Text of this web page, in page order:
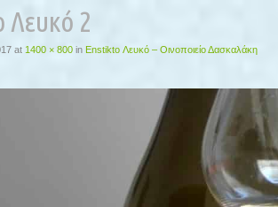
Λευκό 2
at 1400 × 800 in Enstikto Λευκό – Οινοποιείο Δασκαλάκη